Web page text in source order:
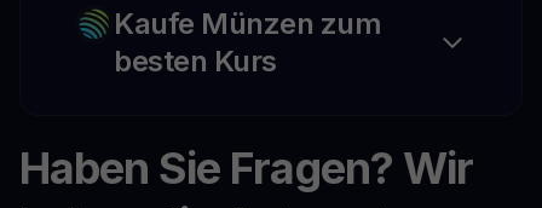
Kaufe Münzen zum
besten Kurs
Haben Sie Fragen? Wir